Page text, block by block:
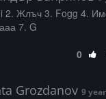
2. Жлъч 3. Fogg 4.
7. G
0
Grozdanov 9